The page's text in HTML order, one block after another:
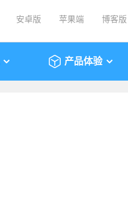
安卓版 苹果端 博客版
产品体验